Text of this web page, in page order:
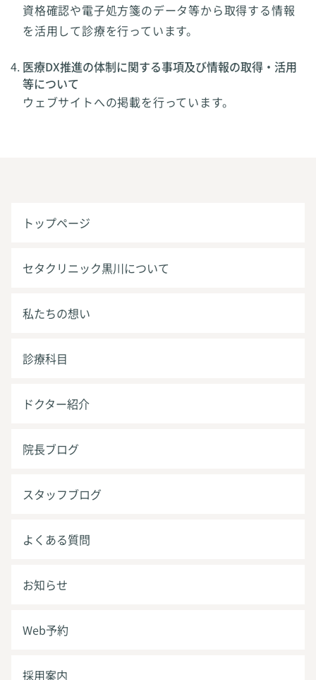
資格確認や電子処方箋のデータ等から取得する情報
を活用して診療を行っています。
医療DX推進の体制に関する事項及び情報の取得・活用
等について
ウェブサイトへの掲載を行っています。
トップページ
セタクリニック黒川について
私たちの想い
診療科目
ドクター紹介
院長ブログ
スタッフブログ
よくある質問
お知らせ
Web予約
採用案内